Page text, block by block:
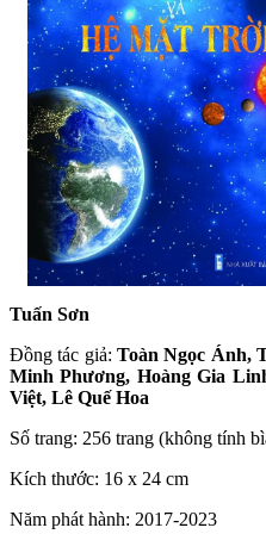
Tuấn Sơn
Đồng tác giả:Toàn Ngọc Ánh,
Minh Phương, Hoàng Gia
Việt, Lê Quế Hoa
Số trang: 256 trang (không tính
Kích thước: 16 x 24 cm
Năm phát hành: 2017-2023